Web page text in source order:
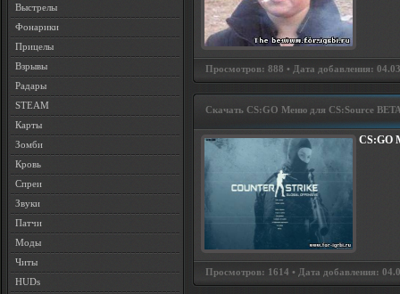
Выстрелы
Фонарики
Прицелы
Взрывы
Радары
STEAM
Карты
Зомби
Кровь
Спреи
Звуки
Патчи
Моды
Читы
HUDs
Просмотров: 888 • Дата добавления:
Скачать CS:GO Меню для CS:Source
CS:GO
Просмотров: 1614 • Дата добавления: